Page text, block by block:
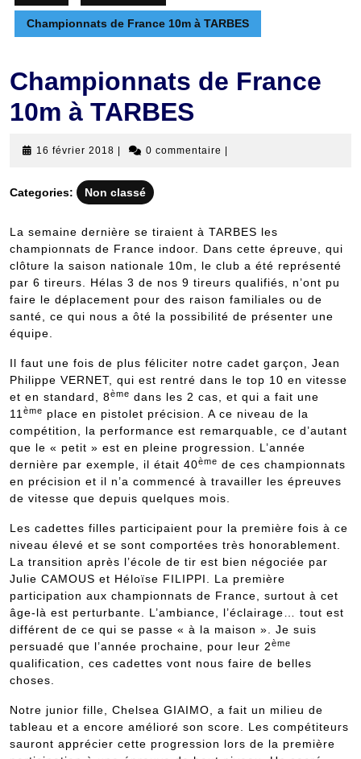
Championnats de France 10m à TARBES
Championnats de France
10m à TARBES
16 février 2018 16
2018
0 commentaire
Categories: Non classé
La semaine dernière se tiraient à TARBES les
championnats de France indoor. Dans cette épreuve, qui
clôture la saison nationale 10m, le club a été représenté
par 6 tireurs. Hélas 3 de nos 9 tireurs qualifiés, n’ont pu
faire le déplacement pour des raison familiales ou de
santé, ce qui nous a ôté la possibilité de présenter une
équipe.
Il faut une fois de plus féliciter notre cadet garçon, Jean
Philippe VERNET, qui est rentré dans le top 10 en vitesse
et en standard, 8ème dans les 2 cas, et qui a fait une
11 ème place en pistolet précision. A ce niveau de la
compétition, la performance est remarquable, ce d’autant
que le « petit » est en pleine progression. L’année
dernière par exemple, il était 40ème de ces championnats
en précision et il n’a commencé à travailler les épreuves
de vitesse que depuis quelques mois.
Les cadettes filles participaient pour la première fois à ce
niveau élevé et se sont comportées très honorablement.
La transition après l’école de tir est bien négociée par
Julie CAMOUS et Héloïse FILIPPI. La première
participation aux championnats de France, surtout à cet
âge-là est perturbante. L’ambiance, l’éclairage… tout est
différent de ce qui se passe « à la maison ». Je suis
persuadé que l’année prochaine, pour leur 2ème
qualification, ces cadettes vont nous faire de belles
choses.
Notre junior fille, Chelsea GIAIMO, a fait un milieu de
tableau et a encore amélioré son score. Les compétiteurs
sauront apprécier cette progression lors de la première